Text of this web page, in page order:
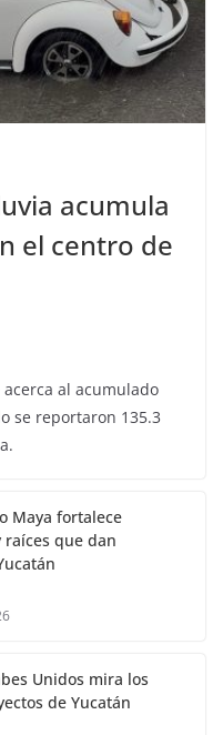
acumula
el centro de
al acumulado
se reportaron 135.3
Maya fortalece
que dan
Unidos mira los
de Yucatán